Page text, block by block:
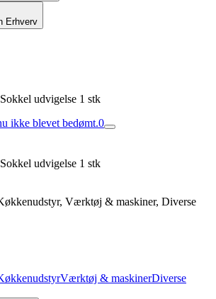
Erhverv
udvigelse 1 stk
ikke blevet bedømt.0
udvigelse 1 stk
Værktøj & maskiner, Diverse
Værktøj & maskinerDiverse